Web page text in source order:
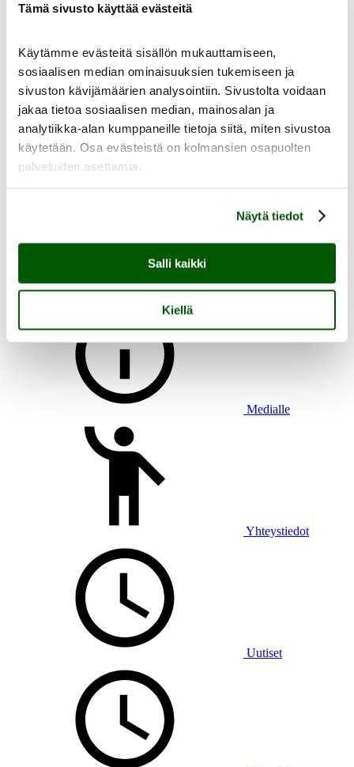
Tämä sivusto käyttää evästeitä
Käytämme evästeitä sisällön mukauttamiseen,
sosiaalisen median ominaisuuksien tukemiseen ja
sivuston kävijämäärien analysointiin. Sivustolta voidaan
jakaa tietoa sosiaalisen median, mainosalan ja
analytiikka-alan kumppaneille tietoja siitä, miten sivustoa
käytetään. Osa evästeistä on kolmansien osapuolten
palveluiden asettamia.
Näytä tiedot
Salli kaikki
Kiellä
Sinkan vapaaehtoiset
Heikkilän museoalue
Lasten kanssa Heikkilään
Ryhmän kanssa Heikkilään
Medialle
Yhteystiedot
Uutiset